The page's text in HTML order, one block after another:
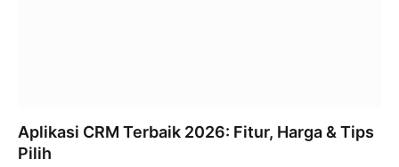
Aplikasi CRM Terbaik 2026: Fitur, Harga & Tips
Pilih